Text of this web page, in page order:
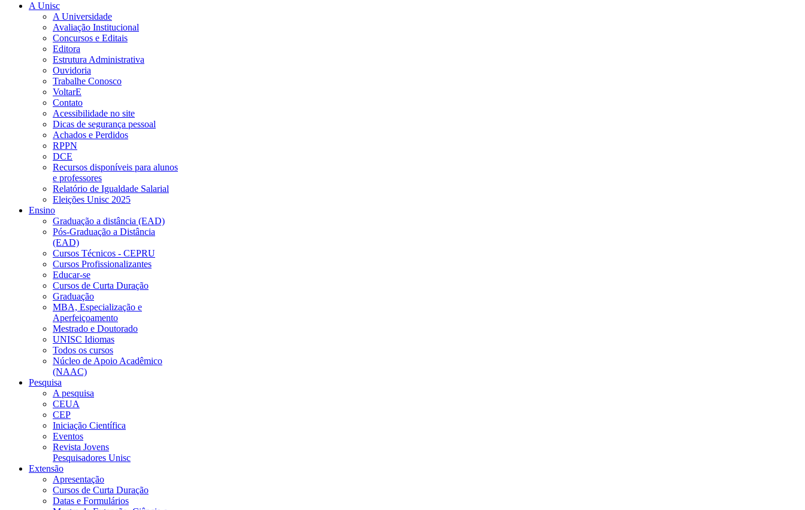
A Unisc
A Universidade
Avaliação Institucional
Concursos e Editais
Editora
Estrutura Administrativa
Ouvidoria
Trabalhe Conosco
VoltarE
Contato
Acessibilidade no site
Dicas de segurança pessoal
Achados e Perdidos
RPPN
DCE
Recursos disponíveis para alunos
e professores
Relatório de Igualdade Salarial
Eleições Unisc 2025
Ensino
Graduação a distância (EAD)
Pós-Graduação a Distância
(EAD)
Cursos Técnicos - CEPRU
Cursos Profissionalizantes
Educar-se
Cursos de Curta Duração
Graduação
MBA, Especialização e
Aperfeiçoamento
Mestrado e Doutorado
UNISC Idiomas
Todos os cursos
Núcleo de Apoio Acadêmico
(NAAC)
Pesquisa
A pesquisa
CEUA
CEP
Iniciação Científica
Eventos
Revista Jovens
Pesquisadores Unisc
Extensão
Apresentação
Cursos de Curta Duração
Datas e Formulários